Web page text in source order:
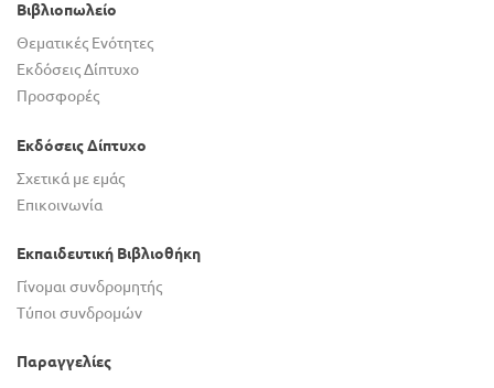
Βιβλιοπωλείο
Θεματικές Ενότητες
Εκδόσεις Δίπτυχο
Προσφορές
Εκδόσεις Δίπτυχο
Σχετικά με εμάς
Επικοινωνία
Εκπαιδευτική Βιβλιοθήκη
Γίνομαι συνδρομητής
Τύποι συνδρομών
Παραγγελίες